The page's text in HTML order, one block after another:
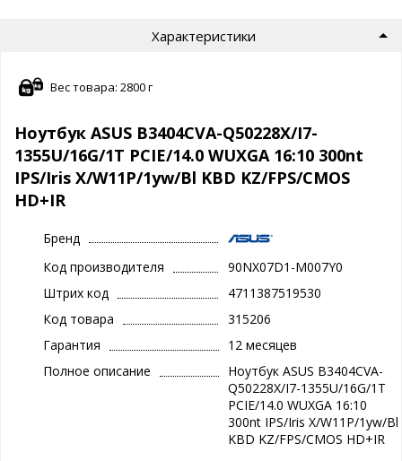
Характеристики
Вес товара: 2800 г
Ноутбук ASUS B3404CVA-Q50228X/I7-
1355U/16G/1T PCIE/14.0 WUXGA 16:10 300nt
IPS/Iris X/W11P/1yw/Bl KBD KZ/FPS/CMOS
HD+IR
Бренд
Код производителя
90NX07D1-M007Y0
Штрих код
4711387519530
Код товара
315206
Гарантия
12 месяцев
Полное описание
Ноутбук ASUS B3404CVA-
Q50228X/I7-1355U/16G/1T
PCIE/14.0 WUXGA 16:10
300nt IPS/Iris X/W11P/1yw/Bl
KBD KZ/FPS/CMOS HD+IR